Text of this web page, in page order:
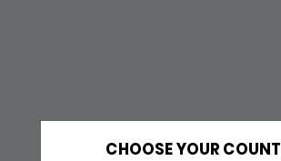
CHOOSE YOUR